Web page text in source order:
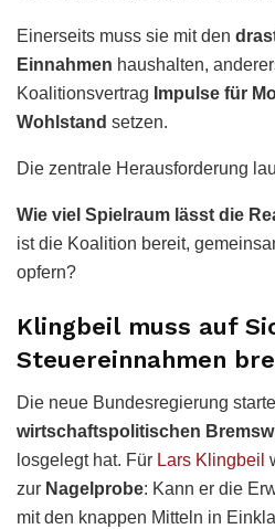
Einerseits muss sie mit den
Einnahmen haushalten,
Koalitionsvertrag Impulse für
Wohlstand setzen.
Die zentrale Herausforderung
Wie viel Spielraum lässt die
ist die Koalition bereit,
opfern?
Klingbeil muss auf
Steuereinnahmen
Die neue Bundesregierung
wirtschaftspolitischen
losgelegt hat. Für Lars Klingbeil
zur Nagelprobe: Kann er die
mit den knappen Mitteln in